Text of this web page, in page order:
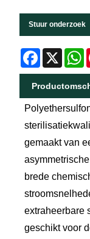
Stuur onderzoek
Facebook
X
gemaakt van
brede
extraheerbare
geschikt voor